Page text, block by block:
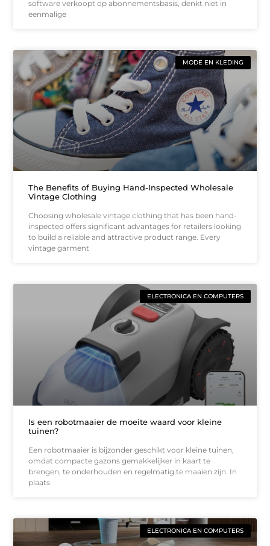
software verkoopt op abonnementsbasis, denkt niet in
eenmalige
MODE EN KLEDING
The Benefits of Buying Hand-Inspected Wholesale
Vintage Clothing
Choosing wholesale vintage clothing that has been hand-
inspected offers significant advantages for retailers looking
to build a reliable and attractive product range. Every
vintage garment
ELECTRONICA EN COMPUTERS
Is een robotmaaier de moeite waard voor kleine
tuinen?
Een robotmaaier is bijzonder geschikt voor kleine tuinen,
omdat compacte gazons gemakkelijker in kaart te
brengen, te onderhouden en regelmatig te maaien zijn. In
plaats
ELECTRONICA EN COMPUTERS